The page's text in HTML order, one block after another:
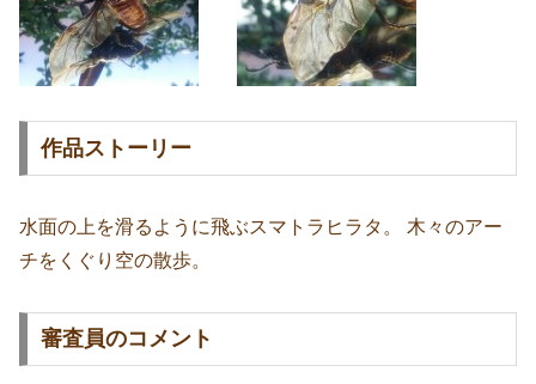
作品ストーリー
水面の上を滑るように飛ぶスマトラヒラタ。 木々のアー
チをくぐり空の散歩。
審査員のコメント